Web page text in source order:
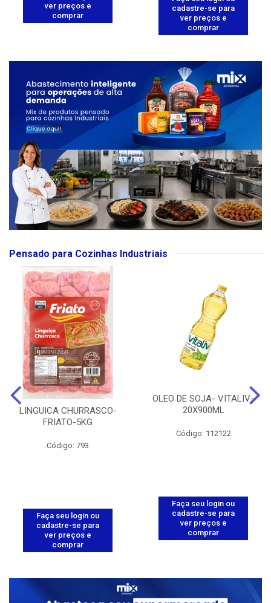
ver preços e
comprar
cadastre-se para
ver preços e
comprar
Pensado para Cozinhas Industriais
LINGUICA CHURRASCO-
FRIATO-5KG
Código: 793
Faça seu login ou
cadastre-se para
ver preços e
comprar
OLEO DE SOJA- VITALIV-
20X900ML
Código: 112122
Faça seu login ou
cadastre-se para
ver preços e
comprar